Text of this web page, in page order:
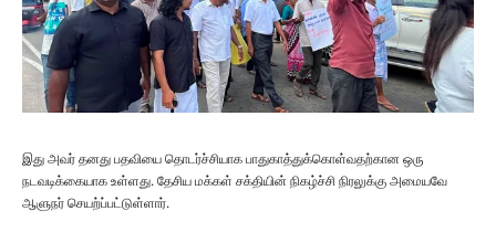
இது அவர் தனது பதவியை தொடர்ச்சியாக பாதுகாத்துக்கொள்வதற்கான ஒரு
நடவடிக்கையாக உள்ளது. தேசிய மக்கள் சக்தியின் நிகழ்ச்சி நிரலுக்கு அமையவே
ஆளுநர் செயற்ப்பட்டுள்ளார்.